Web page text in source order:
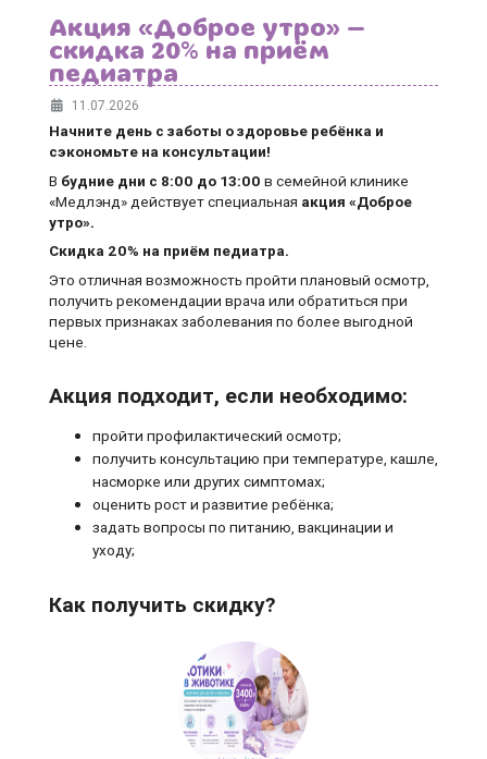
Акция «Доброе утро» —
скидка 20% на приём
педиатра
11.07.2026
Начните день с заботы о здоровье ребёнка и
сэкономьте на консультации!
В будние дни с 8:00 до 13:00 в семейной клинике
«Медлэнд» действует специальная акция «Доброе
утро».
Скидка 20% на приём педиатра.
Это отличная возможность пройти плановый осмотр,
получить рекомендации врача или обратиться при
первых признаках заболевания по более выгодной
цене.
Акция подходит, если необходимо:
пройти профилактический осмотр;
получить консультацию при температуре, кашле,
насморке или других симптомах;
оценить рост и развитие ребёнка;
задать вопросы по питанию, вакцинации и
уходу;
Как получить скидку?